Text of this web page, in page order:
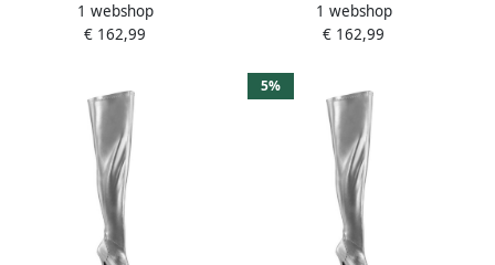
Plateau Overknee Laarzen
36 Shoes Zilverkleurig
1 webshop
€ 162,99
Plateau Overknee Laarzen
39 Shoes Zilverkleurig
1 webshop
€ 162,99
5%